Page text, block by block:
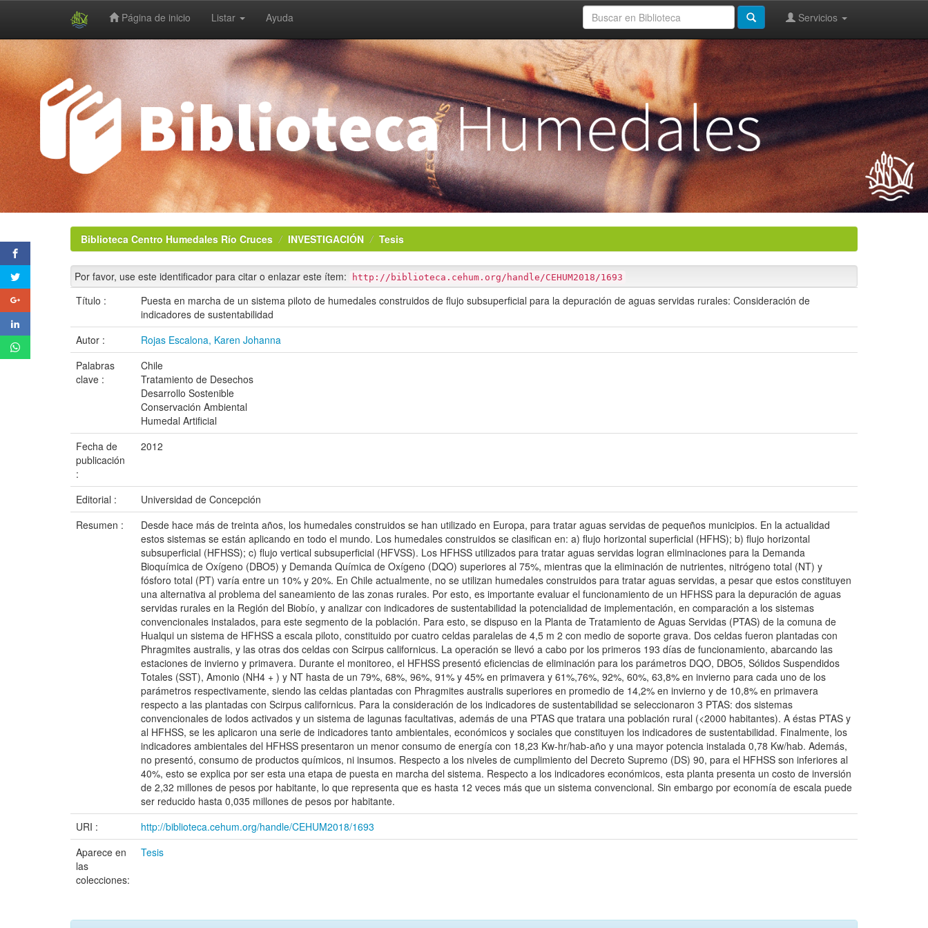
Página de inicio Listar Ayuda Servicios
Biblioteca Centro Humedales Río Cruces INVESTIGACIÓN Tesis
Por favor, use este identificador para citar o enlazar este ítem: http://biblioteca.cehum.org/handle/CEHUM2018/1693
Título :
Puesta en marcha de un sistema piloto de humedales construidos de flujo subsuperficial para la depuración de aguas servidas rurales: Consideración de
indicadores de sustentabilidad
Autor :
Rojas Escalona, Karen Johanna
Palabras
clave :
Chile
Tratamiento de Desechos
Desarrollo Sostenible
Conservación Ambiental
Humedal Artificial
Fecha de
publicación
:
2012
Editorial :
Universidad de Concepción
Resumen :
Desde hace más de treinta años, los humedales construidos se han utilizado en Europa, para tratar aguas servidas de pequeños municipios. En la actualidad
estos sistemas se están aplicando en todo el mundo. Los humedales construidos se clasifican en: a) flujo horizontal superficial (HFHS); b) flujo horizontal
subsuperficial (HFHSS); c) flujo vertical subsuperficial (HFVSS). Los HFHSS utilizados para tratar aguas servidas logran eliminaciones para la Demanda
Bioquímica de Oxígeno (DBO5) y Demanda Química de Oxígeno (DQO) superiores al 75%, mientras que la eliminación de nutrientes, nitrógeno total (NT) y
fósforo total (PT) varía entre un 10% y 20%. En Chile actualmente, no se utilizan humedales construidos para tratar aguas servidas, a pesar que estos constituyen
una alternativa al problema del saneamiento de las zonas rurales. Por esto, es importante evaluar el funcionamiento de un HFHSS para la depuración de aguas
servidas rurales en la Región del Biobío, y analizar con indicadores de sustentabilidad la potencialidad de implementación, en comparación a los sistemas
convencionales instalados, para este segmento de la población. Para esto, se dispuso en la Planta de Tratamiento de Aguas Servidas (PTAS) de la comuna de
Hualqui un sistema de HFHSS a escala piloto, constituido por cuatro celdas paralelas de 4,5 m 2 con medio de soporte grava. Dos celdas fueron plantadas con
Phragmites australis, y las otras dos celdas con Scirpus californicus. La operación se llevó a cabo por los primeros 193 días de funcionamiento, abarcando las
estaciones de invierno y primavera. Durante el monitoreo, el HFHSS presentó eficiencias de eliminación para los parámetros DQO, DBO5, Sólidos Suspendidos
Totales (SST), Amonio (NH4 + ) y NT hasta de un 79%, 68%, 96%, 91% y 45% en primavera y 61%,76%, 92%, 60%, 63,8% en invierno para cada uno de los
parámetros respectivamente, siendo las celdas plantadas con Phragmites australis superiores en promedio de 14,2% en invierno y de 10,8% en primavera
respecto a las plantadas con Scirpus californicus. Para la consideración de los indicadores de sustentabilidad se seleccionaron 3 PTAS: dos sistemas
convencionales de lodos activados y un sistema de lagunas facultativas, además de una PTAS que tratara una población rural (<2000 habitantes). A éstas PTAS y
al HFHSS, se les aplicaron una serie de indicadores tanto ambientales, económicos y sociales que constituyen los indicadores de sustentabilidad. Finalmente, los
indicadores ambientales del HFHSS presentaron un menor consumo de energía con 18,23 Kw-hr/hab-año y una mayor potencia instalada 0,78 Kw/hab. Además,
no presentó, consumo de productos químicos, ni insumos. Respecto a los niveles de cumplimiento del Decreto Supremo (DS) 90, para el HFHSS son inferiores al
40%, esto se explica por ser esta una etapa de puesta en marcha del sistema. Respecto a los indicadores económicos, esta planta presenta un costo de inversión
de 2,32 millones de pesos por habitante, lo que representa que es hasta 12 veces más que un sistema convencional. Sin embargo por economía de escala puede
ser reducido hasta 0,035 millones de pesos por habitante.
URI :
http://biblioteca.cehum.org/handle/CEHUM2018/1693
Aparece en
las
colecciones:
Tesis